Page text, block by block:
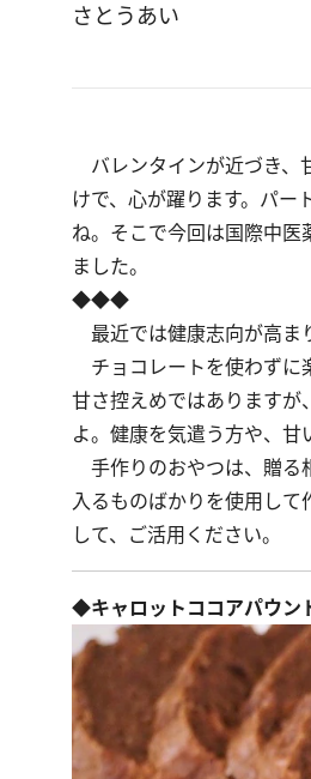
さとうあい
バレンタインが近づき、
けで、心が躍ります。パ
ね。そこで今回は国際中
ました。
◆◆◆
最近では健康志向が高ま
チョコレートを使わずに
甘さ控えめではありますが
よ。健康を気遣う方や、甘
手作りのおやつは、贈る
入るものばかりを使用し
して、ご活用ください。
◆キャロットココアパウン